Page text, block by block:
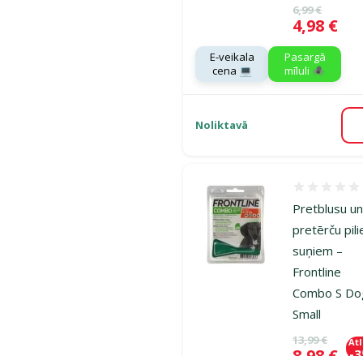
Oriģinālā
6,99 €
Cena
4,98 €
E-veikala
cena 💻
Pasargā
mīluli 🕷️
Noliktavā
Pretblusu un
pretērču
suņiem –
Frontline
Combo S
Small
Oriģinālā
13,99 €